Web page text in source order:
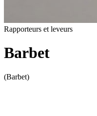
Rapporteurs et leveurs
Barbet
(Barbet)